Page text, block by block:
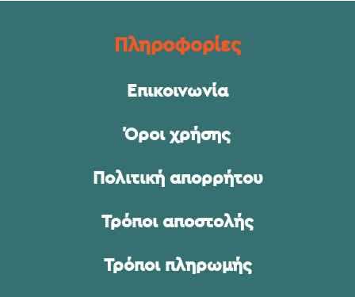
Πληροφορίες
Επικοινωνία
Όροι χρήσης
Πολιτική απορρήτου
Τρόποι αποστολής
Τρόποι πληρωμής